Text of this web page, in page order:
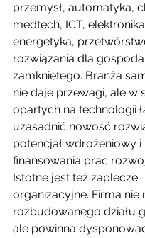
przemysł, automatyka,
medtech, ICT,
energetyka,
rozwiązania dla
zamkniętego. Branża
nie daje przewagi, ale w
opartych na technologii
uzasadnić nowość
potencjał wdrożeniowy
finansowania prac
Istotne jest też zaplecze
organizacyjne. Firma nie
rozbudowanego działu
ale powinna